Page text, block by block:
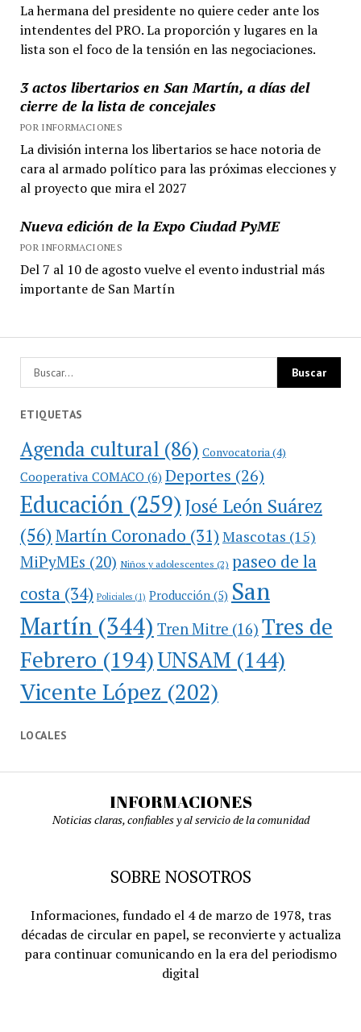
La hermana del presidente no quiere ceder ante los
intendentes del PRO. La proporción y lugares en la
lista son el foco de la tensión en las negociaciones.
3 actos libertarios en San Martín, a días del
cierre de la lista de concejales
POR INFORMACIONES
La división interna los libertarios se hace notoria de
cara al armado político para las próximas elecciones y
al proyecto que mira el 2027
Nueva edición de la Expo Ciudad PyME
POR INFORMACIONES
Del 7 al 10 de agosto vuelve el evento industrial más
importante de San Martín
ETIQUETAS
Agenda cultural (86) Convocatoria (4)
Cooperativa COMACO(6) Deportes (26)
Educación(259)José León Suárez
(56)Martín Coronado (31) Mascotas (15)
MiPyMEs (20) Niños y adolescentes (2) paseo de la
costa(34) Policiales(1) Producción(5) San
Martín(344) Tren Mitre (16) Tres de
Febrero (194)UNSAM (144)
Vicente López (202)
LOCALES
INFORMACIONES
Noticias claras, confiables y al servicio de la comunidad
SOBRE NOSOTROS
Informaciones, fundado el 4 de marzo de 1978, tras
décadas de circular en papel, se reconvierte y actualiza
para continuar comunicando en la era del periodismo
digital